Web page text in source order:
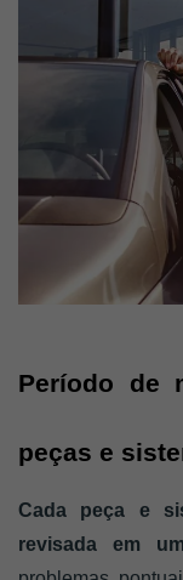
Período de
peças e
Cada peça e
revisada em